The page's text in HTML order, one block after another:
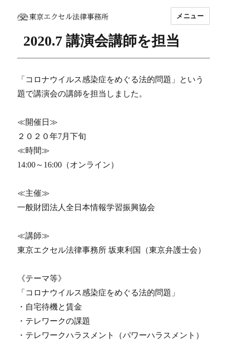
坂東 利国｜東京エクセル法律事務所
メニュー
2020.7 講演会講師を担当
「コロナウイルス感染症をめぐる法的問題」という
題で講演会の講師を担当しました。
≪開催日≫
２０２０年7月下旬
≪時間≫
14:00～16:00（オンライン）
≪主催≫
一般財団法人全日本情報学習振興協会
≪講師≫
東京エクセル法律事務所 坂東利国（東京弁護士会）
《テーマ等》
「コロナウイルス感染症をめぐる法的問題」
・自宅待機と賃金
・テレワークの課題
・テレワークハラスメント（パワーハラスメント）